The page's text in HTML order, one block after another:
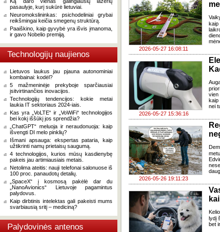
pasaulyje, kurį sukūrė lietuviai.
Neuromokslininkas: psichodeliniai grybai
reikšmingai keičia smegenų struktūrą.
Paaiškino, kaip gyvybė yra išvis įmanoma,
ir gavo Nobelio premiją.
Technologijų naujienos
Lietuvos laukus jau pjauna autonominiai
kombainai: kodėl?
5 mažmeninėje prekyboje sparčiausiai
įsitvirtinančios inovacijos.
Technologijų tendencijos: kokie metai
laukia IT sektoriaus 2024-iais.
Kas yra „VoLTE“ ir „VoWiFi“ technologijos
bei kokį iššūkį jos sprendžia?
„ChatGPT“ meluoja ir neraudonuoja: kaip
išvengti DI melo pinklių?
Išmani apsauga: ekspertas pataria, kaip
užtikrinti namų prietaisų saugumą.
4 technologijos, kurios mūsų kasdienybę
pakeis jau artimiausiais metais.
Netolima ateitis: nauji telefonai salonuose iš
100 proc. panaudotų detalių.
„SpaceX“ į kosmosą pakėlė dar du
„NanoAvionics“ Lietuvoje pagamintus
palydovus.
Kaip dirbtinis intelektas gali pakeisti mums
svarbiausią sritį – mediciną?
Palydovinės antenos
2026-05-27 16:08:11
2026-05-27 15:36:16
kaip
nei
2026-05-26 19:11:23
lydį
bet